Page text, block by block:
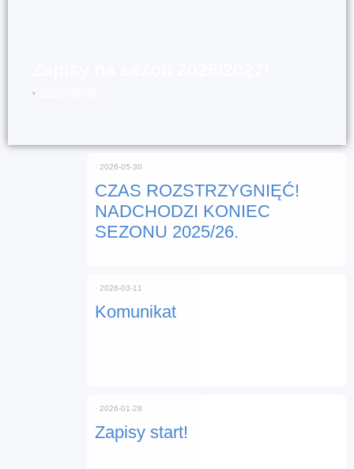
⋅
CZAS ROZSTRZYGNIĘĆ!
NADCHODZI KONIEC
SEZONU 2025/26.
⋅ 2026-05-30
Komunikat
⋅ 2026-03-11
Zapisy start!
⋅ 2026-01-28